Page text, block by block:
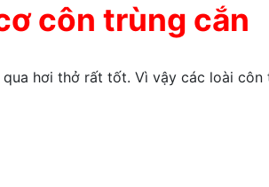
côn trùng cắn
hơi thở rất tốt. Vì vậy các loài côn